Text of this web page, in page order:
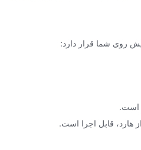
روی شما قرار دارد:
است.
هارد، قابل اجرا است.